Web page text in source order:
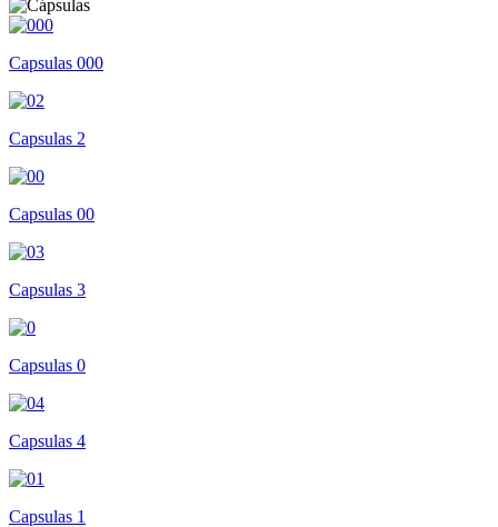
Capsulas 000
Capsulas 2
Capsulas 00
Capsulas 3
Capsulas 0
Capsulas 4
Capsulas 1